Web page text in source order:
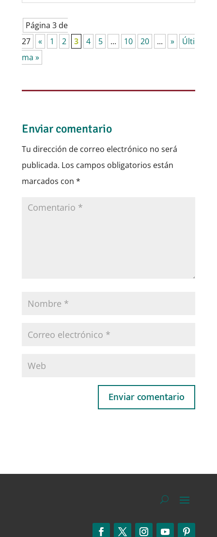
Página 3 de
27
« 1 2 3 4 5 ... 10 20 ... »
Últi
ma »
Enviar comentario
Tu dirección de correo electrónico no será
publicada. Los campos obligatorios están
marcados con *